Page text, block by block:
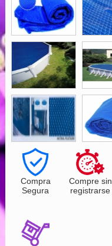
Compra
Segura
Compre sin
registrarse